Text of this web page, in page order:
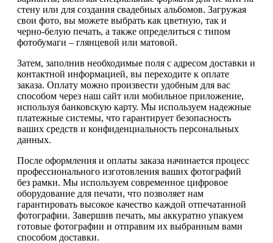
стену или для создания свадебных альбомов. Загружая
свои фото, вы можете выбрать как цветную, так и
черно-белую печать, а также определиться с типом
фотобумаги – глянцевой или матовой.
Затем, заполнив необходимые поля с адресом доставки и
контактной информацией, вы переходите к оплате
заказа. Оплату можно произвести удобным для вас
способом через наш сайт или мобильное приложение,
используя банковскую карту. Мы используем надежные
платежные системы, что гарантирует безопасность
ваших средств и конфиденциальность персональных
данных.
После оформления и оплаты заказа начинается процесс
профессионального изготовления ваших фотографий
без рамки. Мы используем современное цифровое
оборудование для печати, что позволяет нам
гарантировать высокое качество каждой отпечатанной
фотографии. Завершив печать, мы аккуратно упакуем
готовые фотографии и отправим их выбранным вами
способом доставки.